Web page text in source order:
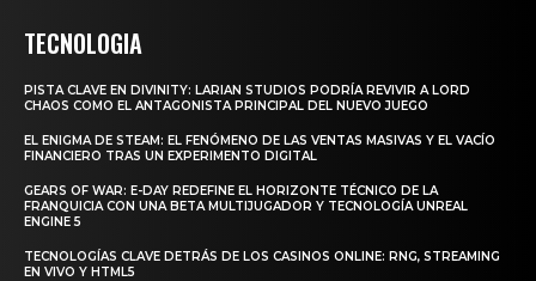
TECNOLOGIA
PISTA CLAVE EN DIVINITY: LARIAN STUDIOS PODRÍA REVIVIR A LORD
CHAOS COMO EL ANTAGONISTA PRINCIPAL DEL NUEVO JUEGO
EL ENIGMA DE STEAM: EL FENÓMENO DE LAS VENTAS MASIVAS Y EL VACÍO
FINANCIERO TRAS UN EXPERIMENTO DIGITAL
GEARS OF WAR: E-DAY REDEFINE EL HORIZONTE TÉCNICO DE LA
FRANQUICIA CON UNA BETA MULTIJUGADOR Y TECNOLOGÍA UNREAL
ENGINE 5
TECNOLOGÍAS CLAVE DETRÁS DE LOS CASINOS ONLINE: RNG, STREAMING
EN VIVO Y HTML5